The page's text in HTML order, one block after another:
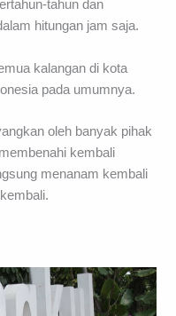
tahun dan
hitungan jam saja.
kalangan di kota
pada umumnya.
oleh banyak pihak
kembali
menanam kembali